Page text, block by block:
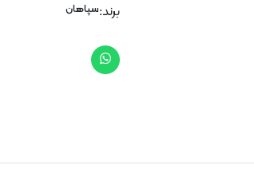
برند:سپاهان